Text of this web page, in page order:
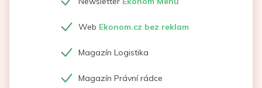
Web Ekonom.cz bez reklam
Magazín Logistika
Magazín Právní rádce